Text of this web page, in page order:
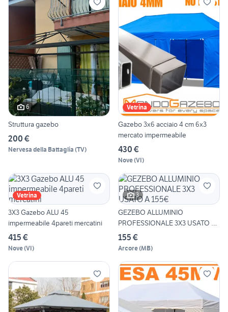
6
Struttura gazebo
200 €
Nervesa della Battaglia (TV)
Vetrina
Gazebo 3x6 acciaio 4 cm 6x3
mercato impermeabile
430 €
Nove(VI)
Vetrina
3X3 Gazebo ALU 45
impermeabile 4pareti mercatini
415 €
Nove(VI)
3
GEZEBO ALLUMINIO
PROFESSIONALE 3X3 USATO A
155€
155 €
Arcore(MB)